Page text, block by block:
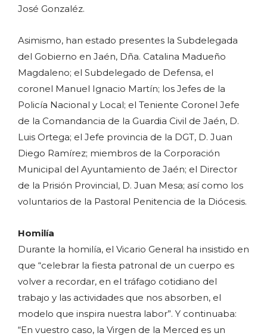
José Gonzaléz.
Asimismo, han estado presentes la Subdelegada
del Gobierno en Jaén, Dña. Catalina Madueño
Magdaleno; el Subdelegado de Defensa, el
coronel Manuel Ignacio Martín; los Jefes de la
Policía Nacional y Local; el Teniente Coronel Jefe
de la Comandancia de la Guardia Civil de Jaén, D.
Luis Ortega; el Jefe provincia de la DGT, D. Juan
Diego Ramírez; miembros de la Corporación
Municipal del Ayuntamiento de Jaén; el Director
de la Prisión Provincial, D. Juan Mesa; así como los
voluntarios de la Pastoral Penitencia de la Diócesis.
Homilía
Durante la homilía, el Vicario General ha insistido en
que “celebrar la fiesta patronal de un cuerpo es
volver a recordar, en el tráfago cotidiano del
trabajo y las actividades que nos absorben, el
modelo que inspira nuestra labor”. Y continuaba:
“En vuestro caso, la Virgen de la Merced es un